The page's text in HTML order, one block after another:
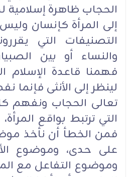
الحجاب ظاهرة إسلامية
إلى المرأة كإنسان
التصنيفات التي
والنساء أو بين
فهمنا قاعدة الإسلام
لينظر إلى الأنثى فإنما
تعالى الحجاب ونفهم كل
التي ترتبط بواقع
فمن الخطأ أن نأخذ
على حدى، وموضوع
وموضوع التفاعل مع